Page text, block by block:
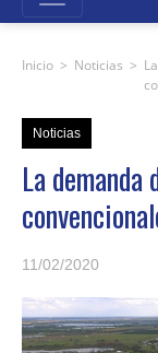
Inicio > Noticias >
Noticias
La
11/02/2020